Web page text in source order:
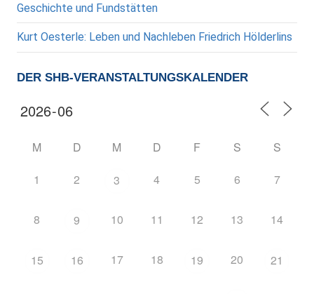
Geschichte und Fundstätten
Kurt Oesterle: Leben und Nachleben Friedrich Hölderlins
DER SHB-VERANSTALTUNGSKALENDER
M D M D F S S
1 2 3 4 5 6 7
8 9 10 11 12 13 14
15 16 17 18 19 20 21